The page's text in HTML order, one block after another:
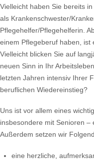
Vielleicht haben Sie bereits
als Krankenschwester/
Pflegehelfer/Pflegehelferin.
einem Pflegeberuf haben, ist
Vielleicht blicken Sie auf
neuen Sinn in Ihr
letzten Jahren intensiv Ihrer
beruflichen Wiedereinstieg?
Uns ist vor allem eines
insbesondere mit Senioren –
Außerdem setzen wir
eine herzliche,